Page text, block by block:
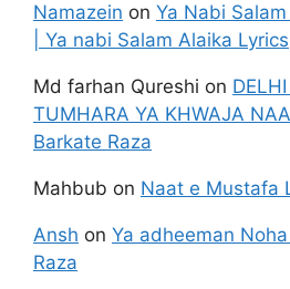
Namazein on Ya Nabi
| Ya nabi Salam Alaika Lyrics
Md farhan Qureshi on
TUMHARA YA KHWAJA
Barkate Raza
Mahbub on Naat e Mustafa
Ansh on Ya adheeman
Raza